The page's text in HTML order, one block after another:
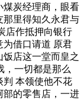
煤炭经理商，眼看
那里得知久永君与
店作抵押向银行
为借口请道 原君
店这一堂而皇之
，一切都是那么
判 本领使他不花
部的零售店，一进